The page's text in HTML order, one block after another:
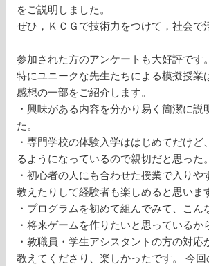
をご説明しました。
ぜひ，ＫＣＧで技術力をつけて，社会で
参加された方のアンケートも大好評です。
特にユニークな先生たちによる模擬授業
感想の一部をご紹介します。
・興味がある内容を分かり易く簡潔に
た。
・専門学校の体験入学ははじめてだけ
るようになっているので親切だと思った。
・初心者の人にも合わせた授業で入り
教えたりして経験者も楽しめると思いま
・プログラムを初めて組んでみて、こ
・将来ゲームを作りたいと思っているか
・教職員・学生アシスタントの方の対
教えてくださり、楽しかったです。 今